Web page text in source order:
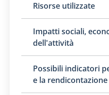
Risorse utilizzate
Impatti sociali,
dell'attività
Possibili indicatori
e la rendicontazione